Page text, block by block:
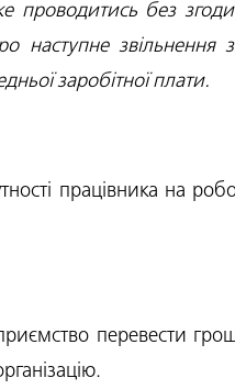
проводитись без
наступне
заробітної плати.
працівника на
перевести